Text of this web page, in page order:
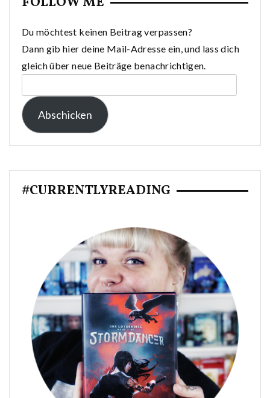
Du möchtest keinen Beitrag verpassen?
Dann gib hier deine Mail-Adresse ein, und lass dich
gleich über neue Beiträge benachrichtigen.
Mail-
Adresse:
Abschicken
#CURRENTLYREADING